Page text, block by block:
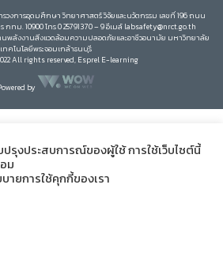
วงการอุดมศึกษา วิทยาศาสตร์ วิจัยและนวัตกรรม เลขที่ 196 ถนน
ทม. 10900 โทร 0 25791370 – 9 อีเมล์ labsafety@nrct.go.th
พลังงานสิ่งแวดล้อมความปลอดภัยและอาชีวอนามัย มหาวิทยาลัย
เทคโนโลยีพระจอมเกล้าธนบุรี
All rights reserved, Esprel E-learning
by
รุงประสบการณ์ของผู้ใช้ การใช้เว็บไซต์นี้
ม
ายการใช้คุกกี้ของเรา